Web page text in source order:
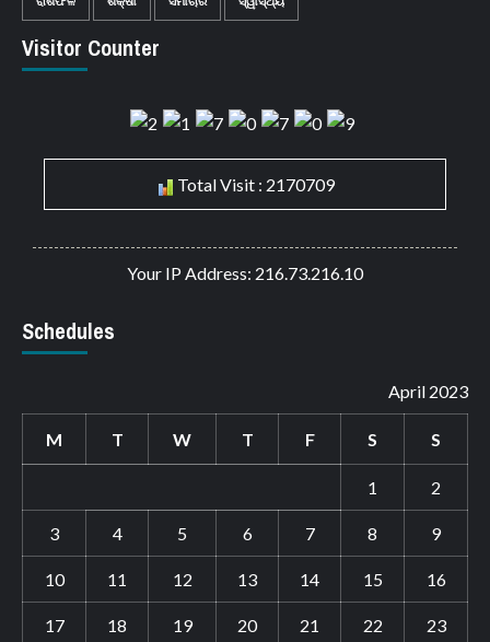
Visitor Counter
Total Visit : 2170709
Your IP Address: 216.73.216.10
Schedules
April 2023
M T W T F S S
1 2
3 4 5 6 7 8 9
10 11 12 13 14 15 16
17 18 19 20 21 22 23